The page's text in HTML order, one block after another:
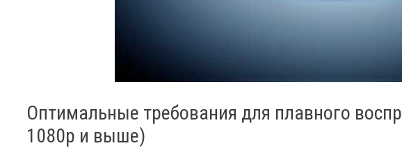
Оптимальные требования для плавного
1080p и выше)